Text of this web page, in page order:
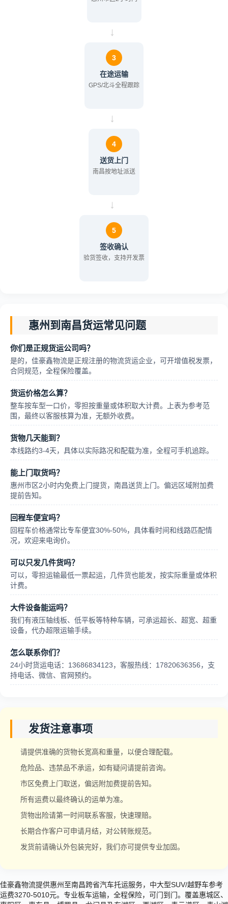
→
3
在途运输
GPS/北斗全程跟踪
→
4
送货上门
南昌按地址派送
→
5
签收确认
验货签收，支持开发票
惠州到南昌货运常见问题
你们是正规货运公司吗？
是的，佳豪鑫物流是正规注册的物流货运企业，可开增值税发票，
合同规范，全程保险覆盖。
货运价格怎么算？
整车按车型一口价，零担按重量或体积取大计费。上表为参考范
围，最终以客服核算为准，无额外收费。
货物几天能到？
本线路约3-4天，具体以实际路况和配载为准，全程可手机追踪。
能上门取货吗？
惠州市区2小时内免费上门提货，南昌送货上门。偏远区域附加费
提前告知。
回程车便宜吗？
回程车价格通常比专车便宜30%-50%，具体看时间和线路匹配情
况，欢迎来电询价。
可以只发几件货吗？
可以，零担运输最低一票起运，几件货也能发，按实际重量或体积
计费。
大件设备能运吗？
我们有液压轴线板、低平板等特种车辆，可承运超长、超宽、超重
设备，代办超限运输手续。
怎么联系你们？
24小时货运电话：13686834123，客服热线：17820636356，支
持电话、微信、官网预约。
发货注意事项
请提供准确的货物长宽高和重量，以便合理配载。
危险品、违禁品不承运，如有疑问请提前咨询。
市区免费上门取送，偏远附加费提前告知。
所有运费以最终确认的运单为准。
货物出险请第一时间联系客服，快速理赔。
长期合作客户可申请月结，对公转账规范。
发货前请确认外包装完好，我们亦可提供专业加固。
佳豪鑫物流提供惠州至南昌跨省汽车托运服务，中大型SUV/越野车参考
运费3270-5010元。专业板车运输，全程保险，可门到门。覆盖惠城区、